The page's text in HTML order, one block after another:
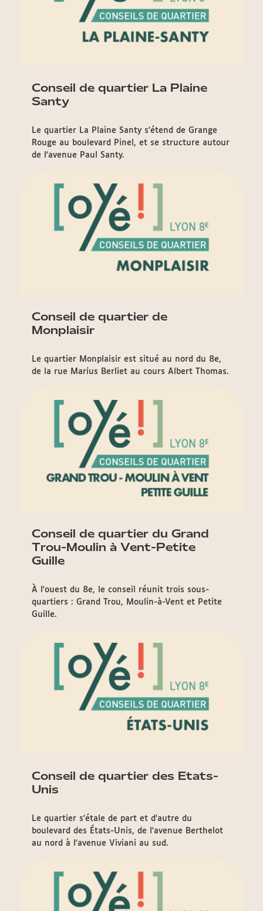
Conseil de quartier La Plaine
Santy
Le quartier La Plaine Santy s'étend de Grange
Rouge au boulevard Pinel, et se structure autour
de l'avenue Paul Santy.
Conseil de quartier de
Monplaisir
Le quartier Monplaisir est situé au nord du 8e,
de la rue Marius Berliet au cours Albert Thomas.
Conseil de quartier du Grand
Trou-Moulin à Vent-Petite
Guille
À l'ouest du 8e, le conseil réunit trois sous-
quartiers : Grand Trou, Moulin-à-Vent et Petite
Guille.
Conseil de quartier des Etats-
Unis
Le quartier s'étale de part et d'autre du
boulevard des États-Unis, de l'avenue Berthelot
au nord à l'avenue Viviani au sud.